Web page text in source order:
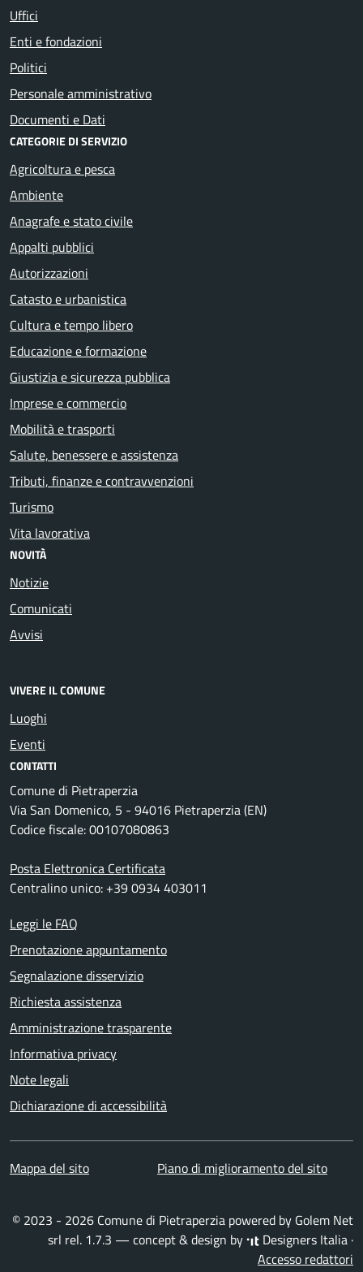
Uffici
Enti e fondazioni
Politici
Personale amministrativo
Documenti e Dati
CATEGORIE DI SERVIZIO
Agricoltura e pesca
Ambiente
Anagrafe e stato civile
Appalti pubblici
Autorizzazioni
Catasto e urbanistica
Cultura e tempo libero
Educazione e formazione
Giustizia e sicurezza pubblica
Imprese e commercio
Mobilità e trasporti
Salute, benessere e assistenza
Tributi, finanze e contravvenzioni
Turismo
Vita lavorativa
NOVITÀ
Notizie
Comunicati
Avvisi
VIVERE IL COMUNE
Luoghi
Eventi
CONTATTI
Comune di Pietraperzia
Via San Domenico, 5 - 94016 Pietraperzia (EN)
Codice fiscale: 00107080863
Posta Elettronica Certificata
Centralino unico: +39 0934 403011
Leggi le FAQ
Prenotazione appuntamento
Segnalazione disservizio
Richiesta assistenza
Amministrazione trasparente
Informativa privacy
Note legali
Dichiarazione di accessibilità
Mappa del sito Piano di miglioramento del sito
© 2023 - 2026 Comune di Pietraperzia powered by Golem Net
srl rel. 1.7.3 — concept & design by Designers Italia ·
Accesso redattori